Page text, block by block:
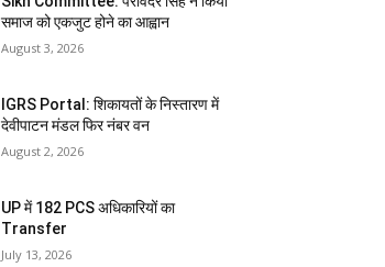
समाज को एकजुट होने का आह्वान
August 3, 2026
IGRS Portal: शिकायतों के निस्तारण में
देवीपाटन मंडल फिर नंबर वन
August 2, 2026
UP में 182 PCS अधिकारियों का
Transfer
July 13, 2026